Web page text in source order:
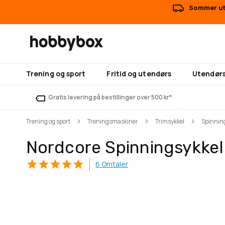
Sommer
Trening og sport Fritid og utendørs
Gratis levering på bestillinger over 500 kr*
Trening og sport Treningsmaskiner Trimsykkel
Nordcore
6 Omtaler